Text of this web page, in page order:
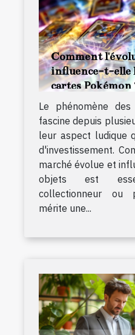
Comment
influence-t-elle
cartes Pokémon
Le phénomène
fascine depuis
leur aspect ludique
d'investissement.
marché évolue et
objets est
collectionneur ou
mérite une...